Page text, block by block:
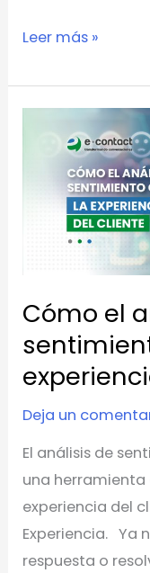
Leer más »
Cómo el
Deja un
El análisis de
una
experiencia del
Experiencia. Ya
respuesta o
análisis
sentimiento
experiencia
del